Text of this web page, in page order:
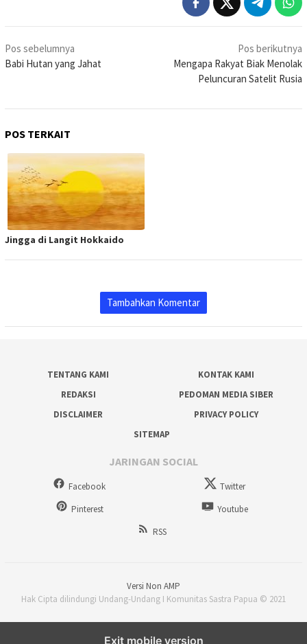
Navigasi
pos
Pos sebelumnya
Babi Hutan yang Jahat
Pos berikutnya
Mengapa Rakyat Biak Menolak
Peluncuran Satelit Rusia
POS TERKAIT
Jingga di Langit Hokkaido
Tambahkan Komentar
TENTANG KAMI
KONTAK KAMI
REDAKSI
PEDOMAN MEDIA SIBER
DISCLAIMER
PRIVACY POLICY
SITEMAP
JARINGAN SOCIAL
Facebook
Twitter
Pinterest
Youtube
RSS
Versi Non AMP
Hak Cipta dilindungi Undang-Undang I Komunitas Sastra Papua © 2021
Exit mobile version